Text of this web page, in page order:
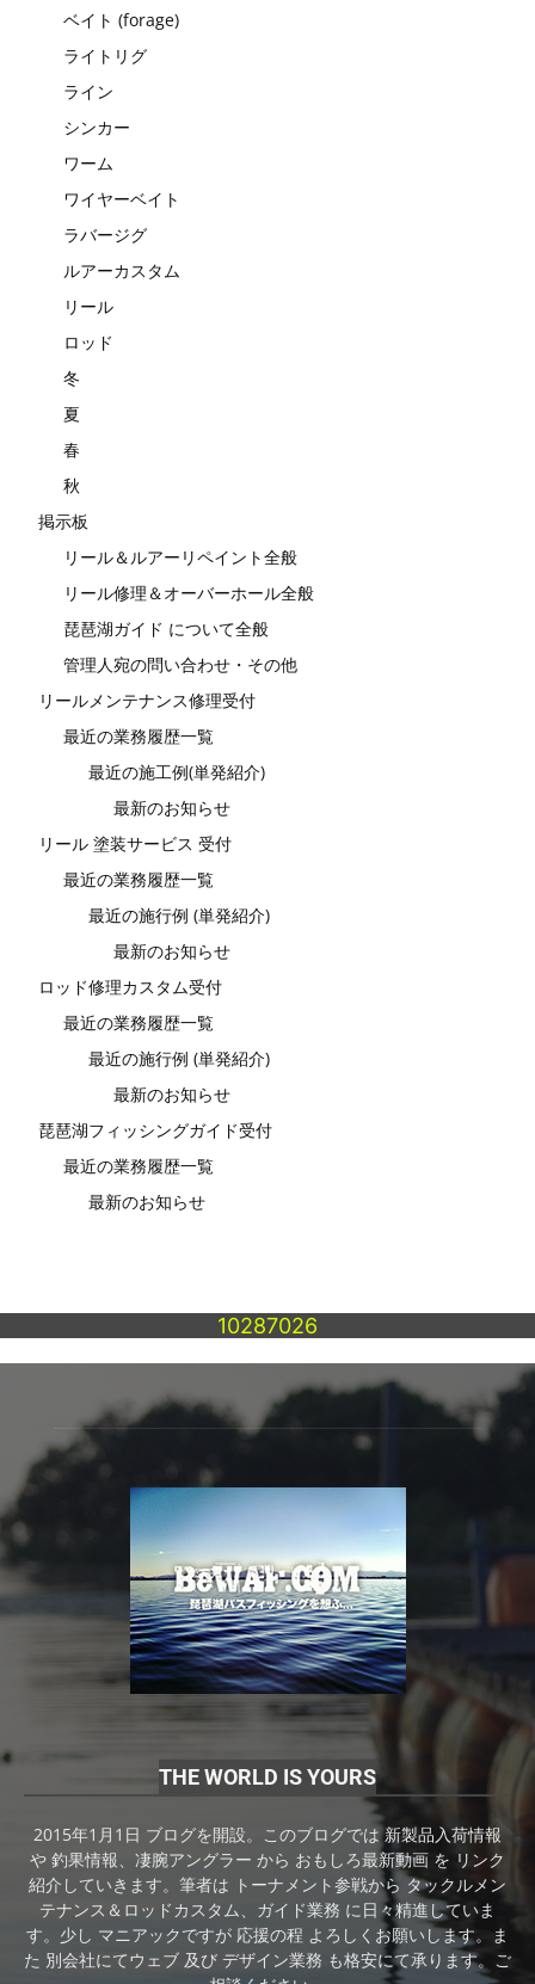
ベイト (forage)
ライトリグ
ライン
シンカー
ワーム
ワイヤーベイト
ラバージグ
ルアーカスタム
リール
ロッド
冬
夏
春
秋
掲示板
リール＆ルアーリペイント全般
リール修理＆オーバーホール全般
琵琶湖ガイド について全般
管理人宛の問い合わせ・その他
リールメンテナンス修理受付
最近の業務履歴一覧
最近の施工例(単発紹介)
最新のお知らせ
リール 塗装サービス 受付
最近の業務履歴一覧
最近の施行例 (単発紹介)
最新のお知らせ
ロッド修理カスタム受付
最近の業務履歴一覧
最近の施行例 (単発紹介)
最新のお知らせ
琵琶湖フィッシングガイド受付
最近の業務履歴一覧
最新のお知らせ
10287026
THE WORLD IS YOURS
2015年1月1日 ブログを開設。このブログでは 新製品入荷情報
や 釣果情報、凄腕アングラー から おもしろ最新動画 を リンク
紹介していきます。筆者は トーナメント参戦から タックルメン
テナンス＆ロッドカスタム、ガイド業務 に日々精進していま
す。少し マニアックですが 応援の程 よろしくお願いします。ま
た 別会社にてウェブ 及び デザイン業務 も格安にて承ります。ご